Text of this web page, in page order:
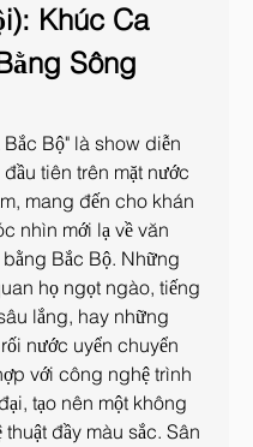
Khúc Ca
Sông
Bộ" là show diễn
tiên trên mặt nước
mang đến cho khán
nhìn mới lạ về văn
Bắc Bộ. Những
họ ngọt ngào, tiếng
lắng, hay những
nước uyển chuyển
với công nghệ trình
tạo nên một không
đầy màu sắc. Sân